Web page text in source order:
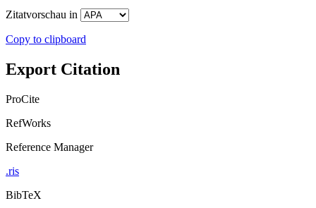
Zitatvorschau in
Copy to clipboard
Export Citation
ProCite
RefWorks
Reference Manager
.ris
BibTeX